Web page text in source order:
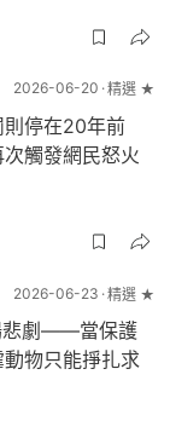
2026-06-20 精選 ★
停在20年前
觸發網民怒火
2026-06-23 精選 ★
悲劇——當保護
物只能掙扎求